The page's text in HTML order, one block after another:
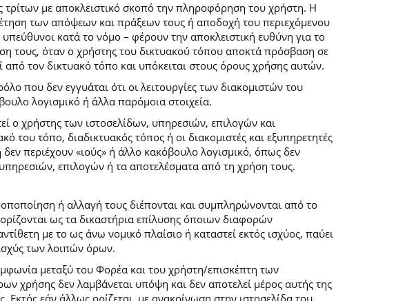
τρίτων με αποκλειστικό σκοπό την πληροφόρηση του χρήστη. Η
των απόψεων και πράξεων τους ή αποδοχή του περιεχόμενου
κατά το νόμο – φέρουν την αποκλειστική ευθύνη για το
τους, όταν ο χρήστης του δικτυακού τόπου αποκτά πρόσβαση σε
τον δικτυακό τόπο και υπόκειται στους όρους χρήσης αυτών.
που δεν εγγυάται ότι οι λειτουργίες των διακομιστών του
λογισμικό ή άλλα παρόμοια στοιχεία.
ο χρήστης των ιστοσελίδων, υπηρεσιών, επιλογών και
του τόπο, διαδικτυακός τόπος ή οι διακομιστές και εξυπηρετητές
περιέχουν «ιούς» ή άλλο κακόβουλο λογισμικό, όπως δεν
επιλογών ή τα αποτελέσματα από τη χρήση τους.
ή αλλαγή τους διέπονται και συμπληρώνονται από το
ορίζονται ως τα δικαστήρια επίλυσης όποιων διαφορών
με το ως άνω νομικό πλαίσιο ή καταστεί εκτός ισχύος, παύει
των λοιπών όρων.
μεταξύ του Φορέα και του χρήστη/επισκέπτη των
χρήσης δεν λαμβάνεται υπόψη και δεν αποτελεί μέρος αυτής της